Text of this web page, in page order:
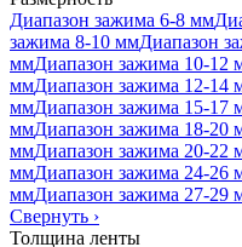
Диапазон зажима 6-8 мм
зажима 8-10 ммДиапазон
ммДиапазон зажима 10-12
ммДиапазон зажима 12-14
ммДиапазон зажима 15-17
ммДиапазон зажима 18-20
ммДиапазон зажима 20-22
ммДиапазон зажима 24-26
ммДиапазон зажима 27-29
Свернуть ›
Толщина ленты